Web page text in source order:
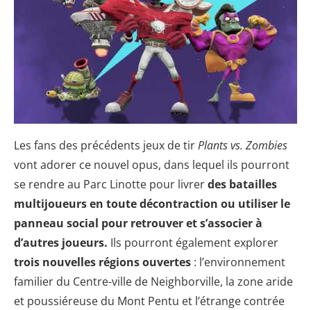
Les fans des précédents jeux de tirPlants vs. Zombies
vont adorer ce nouvel opus, dans lequel ils pourront
se rendre au Parc Linotte pour livrerdes batailles
multijoueurs en toute décontraction ou utiliser le
panneau social pour retrouver et s’associer à
d’autres joueurs. Ils pourront également explorer
trois nouvelles régions ouvertes : l’environnement
familier du Centre-ville de Neighborville, la zone aride
et poussiéreuse du Mont Pentu et l’étrange contrée